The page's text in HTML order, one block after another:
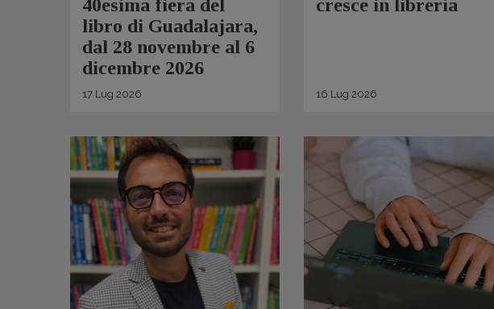
40esima fiera del
libro di Guadalajara,
dal 28 novembre al 6
dicembre 2026
17 Lug 2026
cresce in libreria
16 Lug 2026